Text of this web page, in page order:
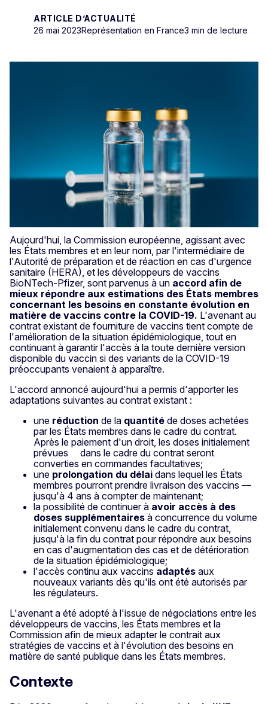
ARTICLE D’ACTUALITÉ
26 mai 2023Représentation en France3 min de lecture
Aujourd'hui, la Commission européenne, agissant avec
les États membres et en leur nom, par l'intermédiaire de
l'Autorité de préparation et de réaction en cas d'urgence
sanitaire (HERA), et les développeurs de vaccins
BioNTech-Pfizer, sont parvenus à un accord afin de
mieux répondre aux estimations des États membres
concernant les besoins en constante évolution en
matière de vaccins contre la COVID-19. L'avenant au
contrat existant de fourniture de vaccins tient compte de
l'amélioration de la situation épidémiologique, tout en
continuant à garantir l'accès à la toute dernière version
disponible du vaccin si des variants de la COVID-19
préoccupants venaient à apparaître.
L'accord annoncé aujourd'hui a permis d'apporter les
adaptations suivantes au contrat existant :
une réduction de la quantité de doses achetées
par les États membres dans le cadre du contrat.
Après le paiement d'un droit, les doses initialement
prévues dans le cadre du contrat seront
converties en commandes facultatives;
une prolongation du délai dans lequel les États
membres pourront prendre livraison des vaccins —
jusqu'à 4 ans à compter de maintenant;
la possibilité de continuer à avoir accès à des
doses supplémentaires à concurrence du volume
initialement convenu dans le cadre du contrat,
jusqu'à la fin du contrat pour répondre aux besoins
en cas d'augmentation des cas et de détérioration
de la situation épidémiologique;
l'accès continu aux vaccins adaptés aux
nouveaux variants dès qu'ils ont été autorisés par
les régulateurs.
L'avenant a été adopté à l'issue de négociations entre les
développeurs de vaccins, les États membres et la
Commission afin de mieux adapter le contrait aux
stratégies de vaccins et à l'évolution des besoins en
matière de santé publique dans les États membres.
Contexte